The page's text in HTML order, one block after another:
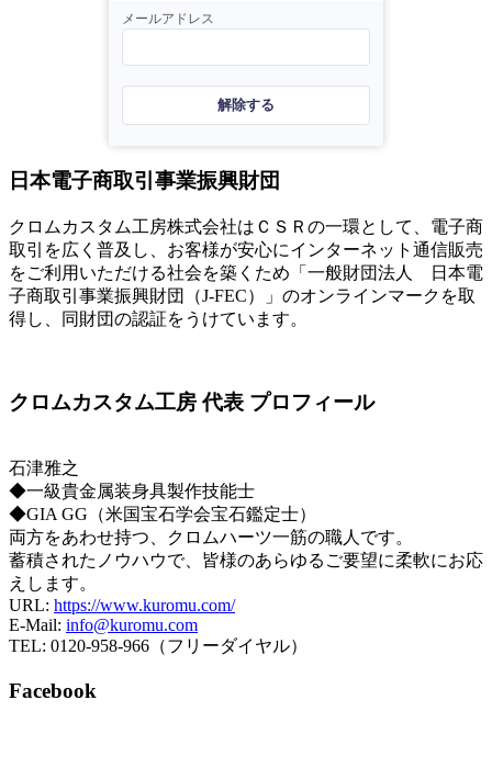
メールアドレス
解除する
日本電子商取引事業振興財団
クロムカスタム工房株式会社はＣＳＲの一環として、電子商
取引を広く普及し、お客様が安心にインターネット通信販売
をご利用いただける社会を築くため「一般財団法人 日本電
子商取引事業振興財団（J-FEC）」のオンラインマークを取
得し、同財団の認証をうけています。
クロムカスタム工房 代表 プロフィール
石津雅之
◆一級貴金属装身具製作技能士
◆GIA GG（米国宝石学会宝石鑑定士）
両方をあわせ持つ、クロムハーツ一筋の職人です。
蓄積されたノウハウで、皆様のあらゆるご要望に柔軟にお応
えします。
URL: https://www.kuromu.com/
E-Mail: info@kuromu.com
TEL: 0120-958-966（フリーダイヤル）
Facebook